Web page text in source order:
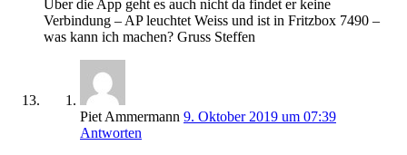
Über die App geht es auch nicht da findet er keine
Verbindung – AP leuchtet Weiss und ist in Fritzbox 7490 –
was kann ich machen? Gruss Steffen
Piet Ammermann 9. Oktober 2019 um 07:39
Antworten